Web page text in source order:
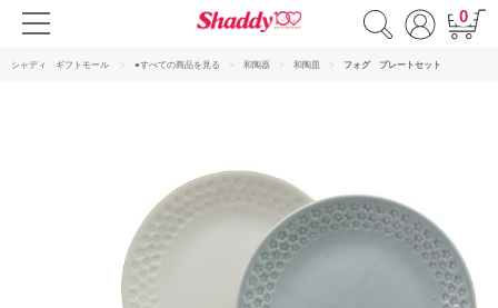
0
シャディ ギフトモール ●すべての商品を見る 和陶器 和陶皿 フォグ プレートセット